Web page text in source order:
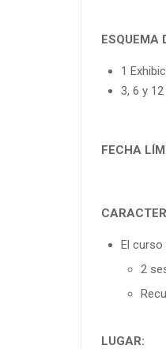
ESQUEMA
1
3, 6 y
FECHA
El
2
LUGAR: